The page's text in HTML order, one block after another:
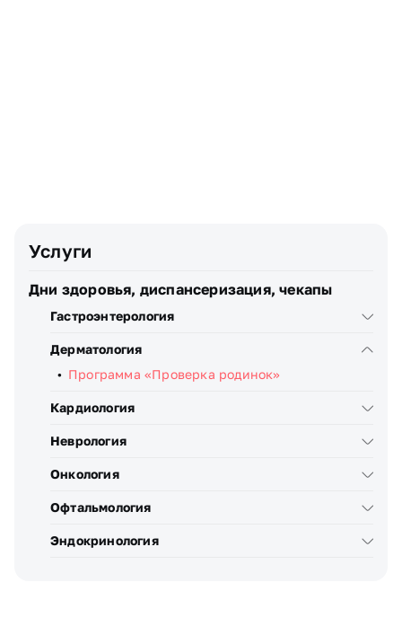
Услуги
Дни здоровья, диспансеризация, чекапы
Гастроэнтерология
Дерматология
Программа «Проверка родинок»
Кардиология
Неврология
Онкология
Офтальмология
Эндокринология